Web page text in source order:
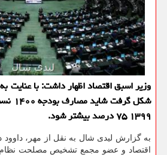
وزیر اسبق اقتصاد اظهار داشت: با
شکل
۱۳۹۹ ۷۵ درصد بیشتر شود.
به گزارش لیدی شال به نقل از مهر،
اقتصاد و عضو مجمع تشخیص مصلحت نظام